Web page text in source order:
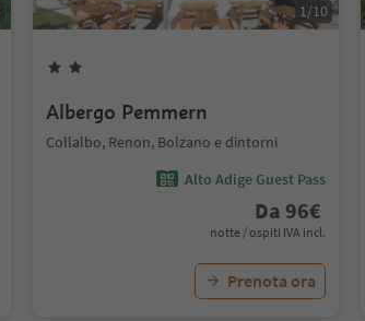
1/10
Albergo Pemmern
Collalbo, Renon, Bolzano e dintorni
Alto Adige Guest Pass
Da 96€
notte / ospiti IVA incl.
Prenota ora